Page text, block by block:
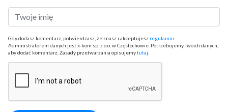
Gdy dodasz komentarz, potwierdzasz, że znasz i akceptujesz regulamin
Administratorem danych jest x-kom sp. z o.o. w Częstochowie. Potrzebujemy Twoich danych,
aby dodać komentarz. Zasady przetwarzania opisujemytutaj